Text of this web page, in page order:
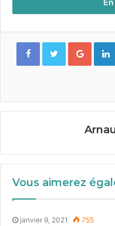
ses comptes
Vous aimerez
janvier 9, 2021 755